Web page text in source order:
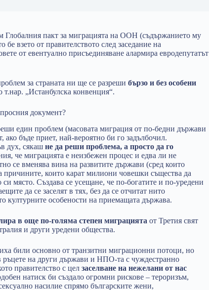
Глобалния пакт за миграцията на ООН (съдържанието му
бе взето от правителството след заседание на
от евентуално присъединяване алармира евродепутатът
за страната ни ще се разреши бързо и без особени
т.нар. „Истанбулска конвенция“.
документ?
един проблем (масовата миграция от по-бедни държави
ако бъде приет, най-вероятно би го задълбочил.
дух, сякаш не да реши проблема, а просто да го
че миграцията е неизбежен процес и едва ли не
се вменява вина на развитите държави (сред които
причините, които карат милиони човешки същества да
място. Създава се усещане, че по-богатите и по-уредени
да се заселят в тях, без да се отчитат нито
културните особености на приемащата държава.
в още по-голяма степен миграцията от Третия свят
и други уредени общества.
били основно от транзитни миграционни потоци, но
ръцете на други държави и НПО-та с чуждестранно
правителство с цел заселване на нежелани от нас
натиск би създало огромни рискове – тероризъм,
насилие спрямо българските жени,